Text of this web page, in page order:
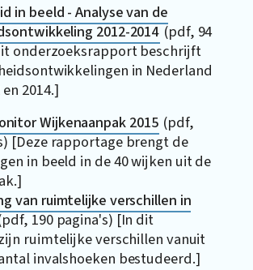
in beeld - Analyse van de
2012-2014(pdf, 94
onderzoeksrapport beschrijft
in Nederland
2014.]
Wijkenaanpak 2015 (pdf,
[Deze rapportage brengt de
in beeld in de 40 wijken uit de
van ruimtelijke verschillen in
190 pagina's) [In dit
ruimtelijke verschillen vanuit
invalshoeken bestudeerd.]